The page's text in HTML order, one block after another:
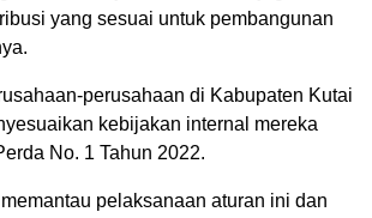
yang sesuai untuk pembangunan
perusahaan di Kabupaten Kutai
kebijakan internal mereka
No. 1 Tahun 2022.
pelaksanaan aturan ini dan